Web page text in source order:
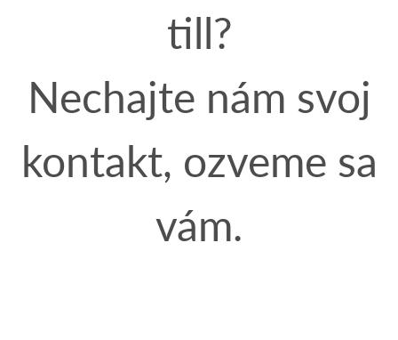
till?
Nechajte nám svoj
kontakt, ozveme sa
vám.